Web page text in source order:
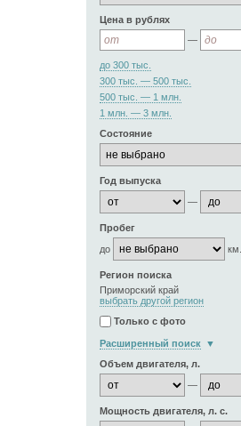
Цена в рублях
—
до 300 тыс.
300 тыс. — 500 тыс.
500 тыс. — 1 млн.
1 млн. — 3 млн.
Состояние
Год выпуска
—
Пробег
до
км.
Регион поиска
Приморский край
выбрать другой регион
Только с фото
Расширенный поиск
Объем двигателя, л.
—
Мощность двигателя, л. с.